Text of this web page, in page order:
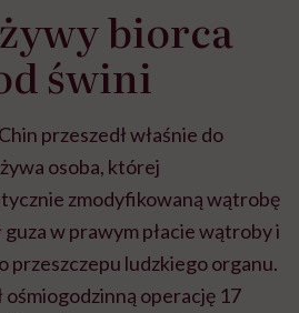
biorca
świni
przeszedł właśnie do
osoba, której
zmodyfikowaną wątrobę
guza w prawym płacie wątroby i
przeszczepu ludzkiego organu.
ośmiogodzinną operację 17